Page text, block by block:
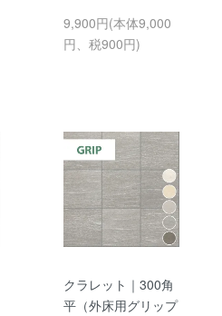
9,900円(本体9,000
円、税900円)
クラレット｜300角
平（外床用グリップ